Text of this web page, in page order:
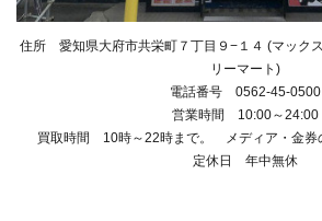
住所 愛知県大府市共栄町７丁目９−１４ (マック
リーマート)
電話番号 0562-45-0500
営業時間 10:00～24:00
買取時間 10時～22時まで。 メディア・金券
定休日 年中無休